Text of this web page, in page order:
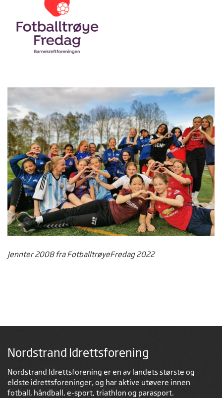
Jennter 2008 fra FotballtrøyeFredag 2022
Nordstrand Idrettsforening
Nordstrand Idrettsforening er en av landets største og
eldste idrettsforeninger, og har aktive utøvere innen
fotball, håndball, e-sport, triathlon og parasport.